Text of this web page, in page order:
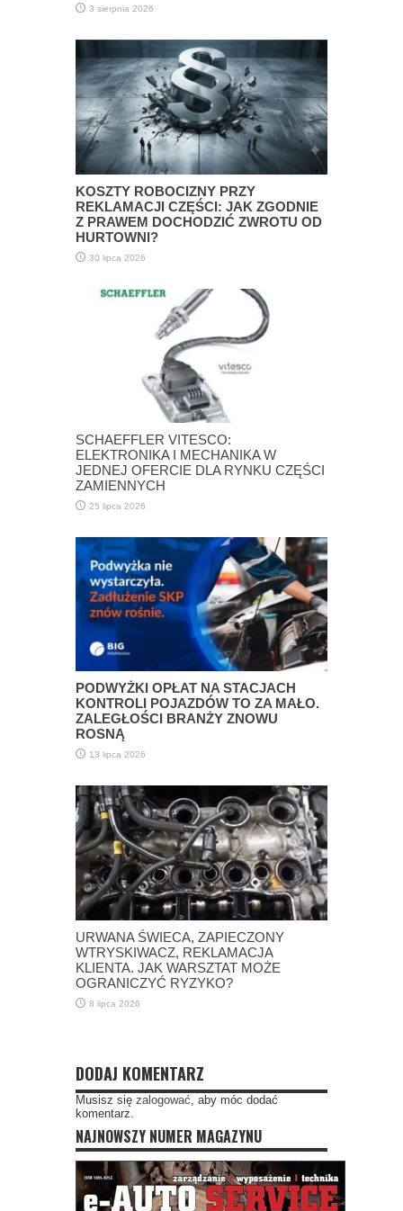
3 sierpnia 2026
KOSZTY ROBOCIZNY PRZY
REKLAMACJI CZĘŚCI: JAK ZGODNIE
Z PRAWEM DOCHODZIĆ ZWROTU OD
HURTOWNI?
30 lipca 2026
SCHAEFFLER VITESCO:
ELEKTRONIKA I MECHANIKA W
JEDNEJ OFERCIE DLA RYNKU CZĘŚCI
ZAMIENNYCH
25 lipca 2026
PODWYŻKI OPŁAT NA STACJACH
KONTROLI POJAZDÓW TO ZA MAŁO.
ZALEGŁOŚCI BRANŻY ZNOWU
ROSNĄ
13 lipca 2026
URWANA ŚWIECA, ZAPIECZONY
WTRYSKIWACZ, REKLAMACJA
KLIENTA. JAK WARSZTAT MOŻE
OGRANICZYĆ RYZYKO?
8 lipca 2026
DODAJ KOMENTARZ
Musisz się zalogować , aby móc dodać
komentarz.
NAJNOWSZY NUMER MAGAZYNU